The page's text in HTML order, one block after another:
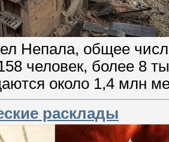
Непала, общее
человек, более 8
около 1,4 млн
расклады